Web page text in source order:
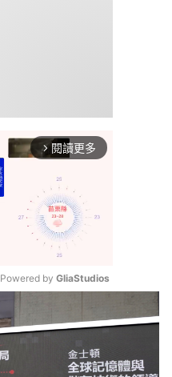
arrow_forward_ios 閱讀更多
Powered by GliaStudios